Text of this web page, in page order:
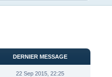
DERNIER MESSAGE
22 Sep 2015, 22:25